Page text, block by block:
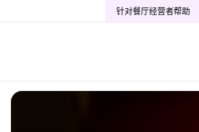
针对餐厅经营者帮助